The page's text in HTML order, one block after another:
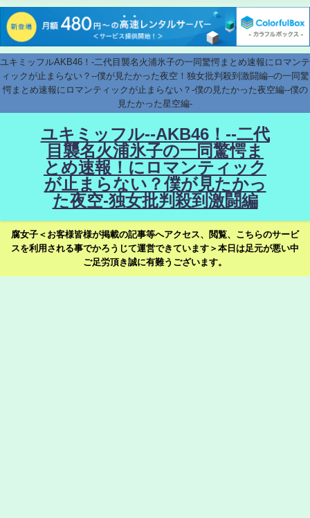
ユキミッフルAKB46！-二代目襲名火浦氷子の一同驚愕まとめ速報にロマンテ
ィックが止まらない？--僕が見たかった夜空！独女批判殺到激闘編--の一同驚
愕まとめ速報にロマンティックが止まらない？-僕の見たかった夜空編--僕の
見たかった星空編-
ユキミッフル--AKB46！--二代
目襲名火浦氷子の一同驚愕ま
とめ速報！にロマンティック
が止まらない？僕が見たかっ
た夜空-独女批判殺到激闘編
腐女子＜お客様皆様が掲載の記事等へアクセス、閲覧、こちらのサービ
スを利用される事でかろうじて運営できています＞本日は足元が悪い中
ご足労頂き誠に有難うございます。